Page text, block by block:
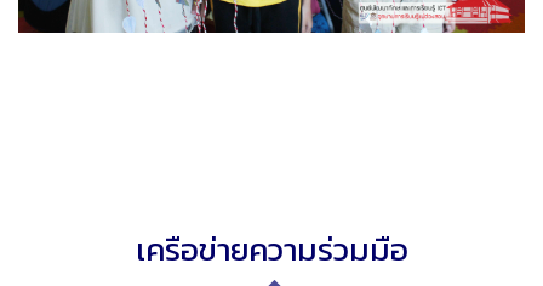
เครือข่ายความร่วมมือ